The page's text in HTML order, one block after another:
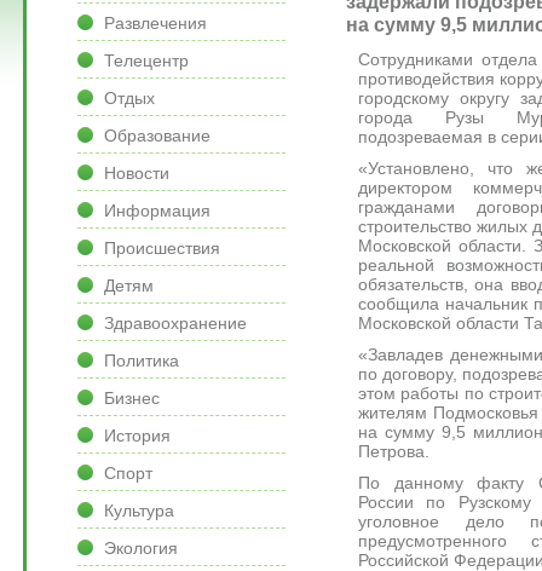
на сумму 9,5
Сотрудниками
противодействия
городскому округу
города Рузы
подозреваемая в
«Установлено, что
директором
гражданами
строительство жилых
Московской
реальной
обязательств, она
сообщила начальник
Московской области
«Завладев
по договору,
этом работы по
жителям
на сумму 9,5
Петрова.
По данному факту
России по Рузскому
уголовное дело
предусмотренного
Российской
Развлечения
Телецентр
Отдых
Образование
Новости
Информация
Происшествия
Детям
Здравоохранение
Политика
Бизнес
История
Спорт
Культура
Экология